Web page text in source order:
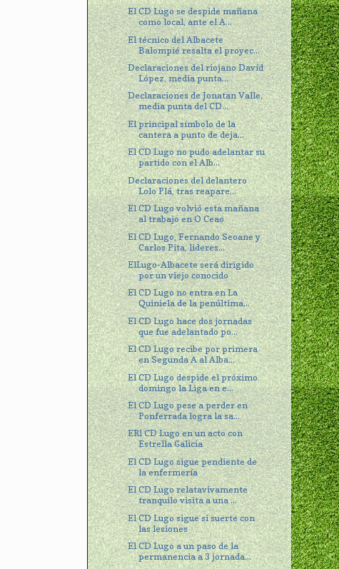
El CD Lugo se despide mañana
como local, ante el A...
El técnico del Albacete
Balompié resalta el proyec...
Declaraciones del riojano Davíd
López, media punta...
Declaraciones de Jonatan Valle,
media punta del CD...
El principal símbolo de la
cantera a punto de deja...
El CD Lugo no pudo adelantar su
partido con el Alb...
Declaraciones del delantero
Lolo Plá, tras reapare...
El CD Lugo volvió esta mañana
al trabajo en O Ceao
El CD Lugo, Fernando Seoane y
Carlos Pita, lideres...
ElLugo-Albacete será dirigido
por un viejo conocido
El CD Lugo no entra en La
Quiniela de la penúltima...
El CD Lugo hace dos jornadas
que fue adelantado po...
El CD Lugo recibe por primera
en Segunda A al Alba...
El CD Lugo despide el próximo
domingo la Liga en e...
El CD Lugo pese a perder en
Ponferrada logra la sa...
ERl CD Lugo en un acto con
Estrella Galicia
El CD Lugo sigue pendiente de
la enfermería
El CD Lugo relatavivamente
tranquilo visita a una ...
El CD Lugo sigue si suerte con
las lesiones
El CD Lugo a un paso de la
permanencia a 3 jornada...